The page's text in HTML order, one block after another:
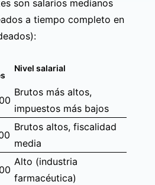
son salarios medianos
a tiempo completo en
Nivel salarial
Brutos más altos,
impuestos más bajos
Brutos altos, fiscalidad
media
Alto (industria
farmacéutica)